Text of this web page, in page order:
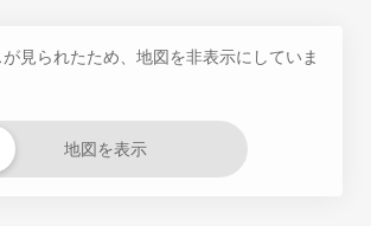
見られたため、地図を非表示にしていま
地図を表示